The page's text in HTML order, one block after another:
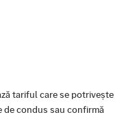
tariful care se potrivește
condus sau confirmă